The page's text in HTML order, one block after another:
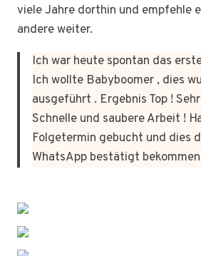
viele Jahre dorthin und empfehle
andere weiter.
Ich war heute spontan das
Ich wollte Babyboomer , dies
ausgeführt . Ergebnis Top !
Schnelle und saubere Arbeit !
Folgetermin gebucht und dies
WhatsApp bestätigt bekommen